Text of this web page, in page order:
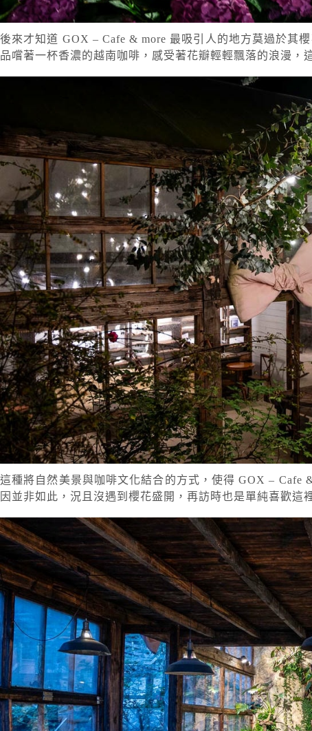
後來才知道 GOX – Cafe & more 最吸引人的地方莫過於其
品嚐著一杯香濃的越南咖啡，感受著花瓣輕輕飄落的浪漫，
這種將自然美景與咖啡文化結合的方式，使得 GOX – Cafe
因並非如此，況且沒遇到櫻花盛開，再訪時也是單純喜歡這